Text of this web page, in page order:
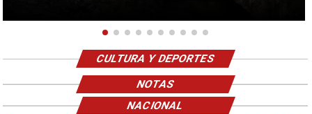
CULTURA Y DEPORTES
NOTAS
NACIONAL